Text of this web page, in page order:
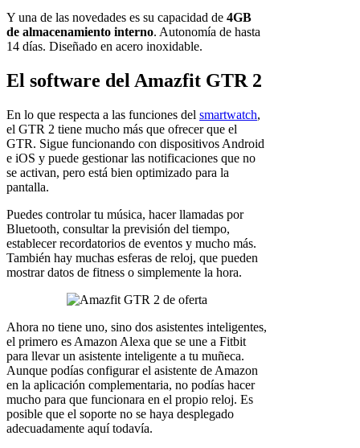
Y una de las novedades es su capacidad de 4GB
de almacenamiento interno. Autonomía de hasta
14 días. Diseñado en acero inoxidable.
El software del Amazfit GTR 2
En lo que respecta a las funciones del smartwatch,
el GTR 2 tiene mucho más que ofrecer que el
GTR. Sigue funcionando con dispositivos Android
e iOS y puede gestionar las notificaciones que no
se activan, pero está bien optimizado para la
pantalla.
Puedes controlar tu música, hacer llamadas por
Bluetooth, consultar la previsión del tiempo,
establecer recordatorios de eventos y mucho más.
También hay muchas esferas de reloj, que pueden
mostrar datos de fitness o simplemente la hora.
Ahora no tiene uno, sino dos asistentes inteligentes,
el primero es Amazon Alexa que se une a Fitbit
para llevar un asistente inteligente a tu muñeca.
Aunque podías configurar el asistente de Amazon
en la aplicación complementaria, no podías hacer
mucho para que funcionara en el propio reloj. Es
posible que el soporte no se haya desplegado
adecuadamente aquí todavía.